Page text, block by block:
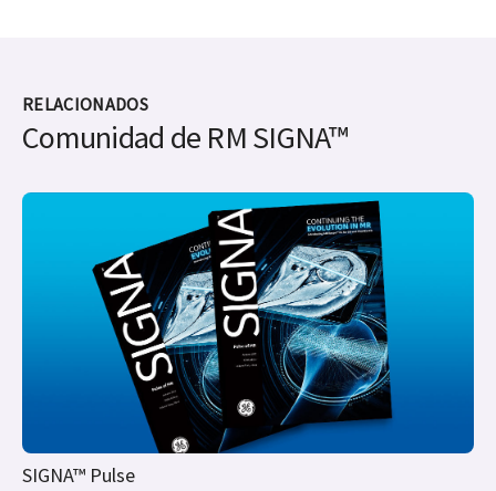
RELACIONADOS
Comunidad de RM SIGNA™
SIGNA™ Pulse